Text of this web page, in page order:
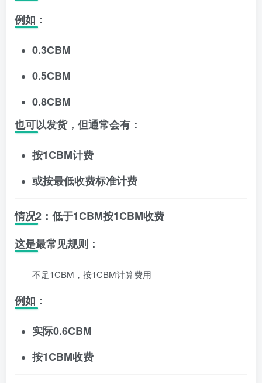
例如：
0.3CBM
0.5CBM
0.8CBM
也可以发货，但通常会有：
按1CBM计费
或按最低收费标准计费
情况2：低于1CBM按1CBM收费
这是最常见规则：
不足1CBM，按1CBM计算费用
例如：
实际0.6CBM
按1CBM收费